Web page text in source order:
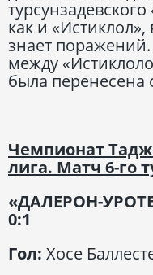
как и
знает
между
была перенесена
Чемпионат
лига. Матч 6-го
«ДАЛЕРОН-
0:1
Гол: Хосе